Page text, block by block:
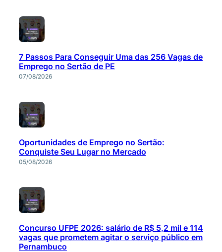
7 Passos Para Conseguir Uma das 256 Vagas de
Emprego no Sertão de PE
07/08/2026
Oportunidades de Emprego no Sertão:
Conquiste Seu Lugar no Mercado
05/08/2026
Concurso UFPE 2026: salário de R$ 5,2 mil e 114
vagas que prometem agitar o serviço público em
Pernambuco